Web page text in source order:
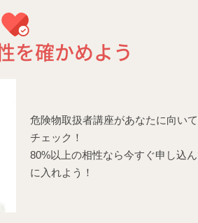
を確かめよう
危険物取扱者講座があなたに向い
チェック！
80%以上の相性なら今すぐ申し込
に入れよう！